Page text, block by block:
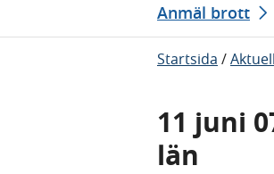
Anmäl brott
Startsida /
11 juni
län